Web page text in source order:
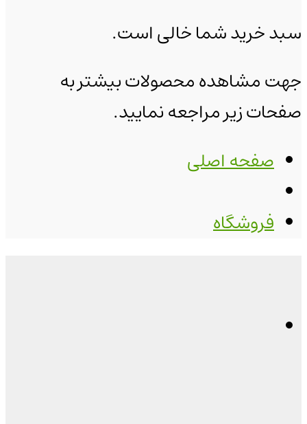
سبد خرید شما خالی است.
جهت مشاهده محصولات بیشتر به
صفحات زیر مراجعه نمایید.
صفحه اصلی
فروشگاه